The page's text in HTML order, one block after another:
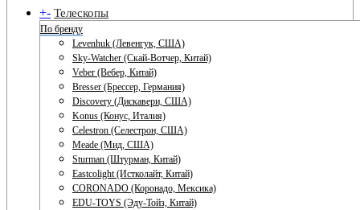
+- Телескопы
По бренду
Levenhuk (Левенгук, США)
Sky-Watcher (Скай-Вотчер, Китай)
Veber (Вебер, Китай)
Bresser (Брессер, Германия)
Discovery (Дискавери, США)
Konus (Конус, Италия)
Celestron (Селестрон, США)
Meade (Мид, США)
Sturman (Штурман, Китай)
Eastcolight (Истколайт, Китай)
CORONADO (Коронадо, Мексика)
EDU-TOYS (Эду-Тойз, Китай)